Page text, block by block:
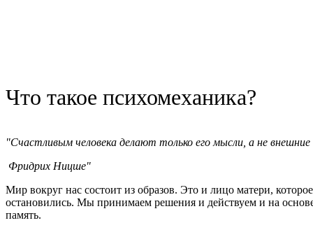
Прошу записываться по телефону +7(977)391-54-30, e-mail:
Что такое психомеханика?
"Cчастливым человека делают только его мысли, а не
Фридрих Ницше"
Мир вокруг нас состоит из образов. Это и лицо матери,
остановились. Мы принимаем решения и действуем и на
память.